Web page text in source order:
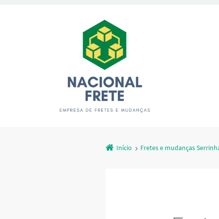
Início Fretes e mudanças